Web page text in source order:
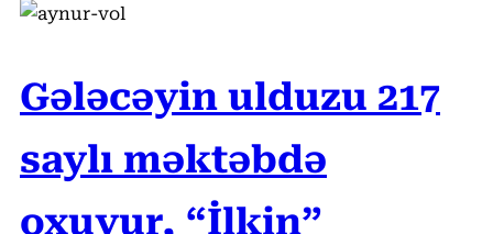
Gələcəyin ulduzu 217
saylı məktəbdə
oxuyur, “İlkin”